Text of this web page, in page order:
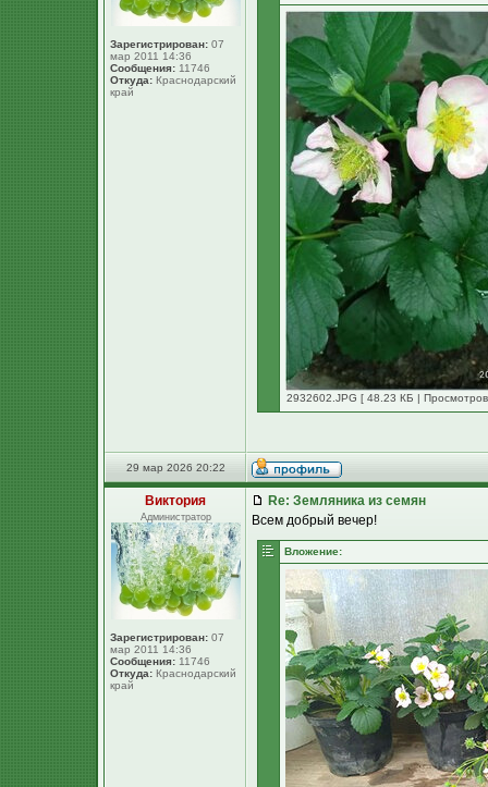
Зарегистрирован: 07
мар 2011 14:36
Сообщения: 11746
Откуда: Краснодарский
край
2932602.JPG [ 48.23 КБ |
29 мар 2026 20:22
Виктория
Администратор
Зарегистрирован: 07
мар 2011 14:36
Сообщения: 11746
Откуда: Краснодарский
край
Re: Земляника из семян
Всем добрый вечер!
Вложение: